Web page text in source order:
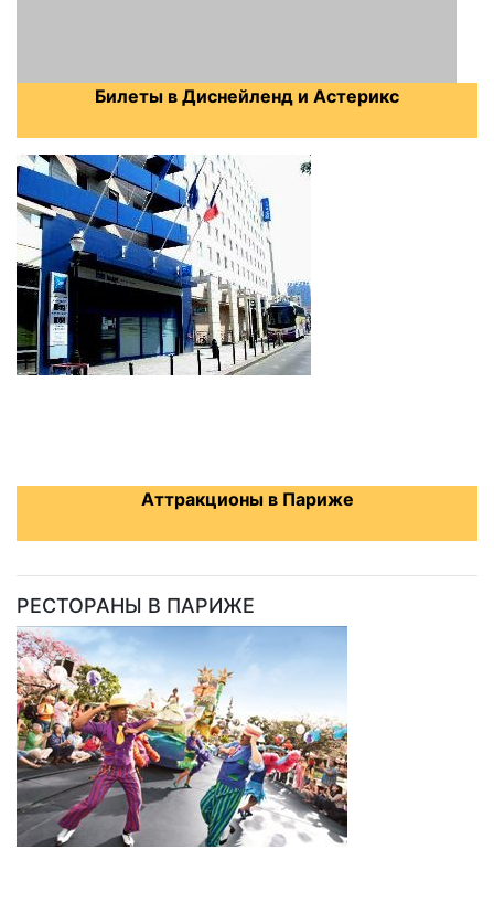
Билеты в Диснейленд и Астерикс
Аттракционы в Париже
РЕСТОРАНЫ В ПАРИЖЕ